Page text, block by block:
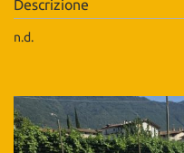
Descrizione
n.d.